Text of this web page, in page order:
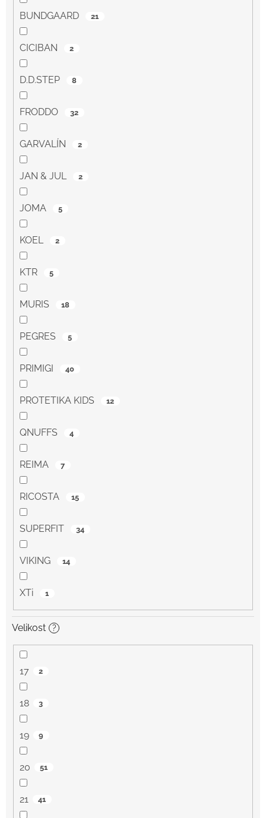
BUNDGAARD 21
CICIBAN 2
D.D.STEP 8
FRODDO 32
GARVALÍN 2
JAN & JUL 2
JOMA 5
KOEL 2
KTR 5
MURIS 18
PEGRES 5
PRIMIGI 40
PROTETIKA KIDS 12
QNUFFS 4
REIMA 7
RICOSTA 15
SUPERFIT 34
VIKING 14
XTi 1
Velikost ?
17 2
18 3
19 9
20 51
21 41